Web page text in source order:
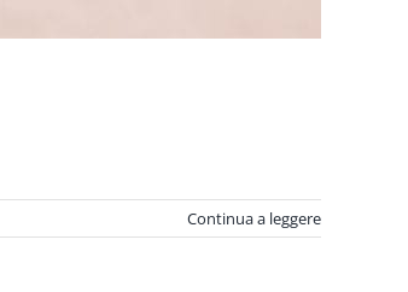
Continua a leggere